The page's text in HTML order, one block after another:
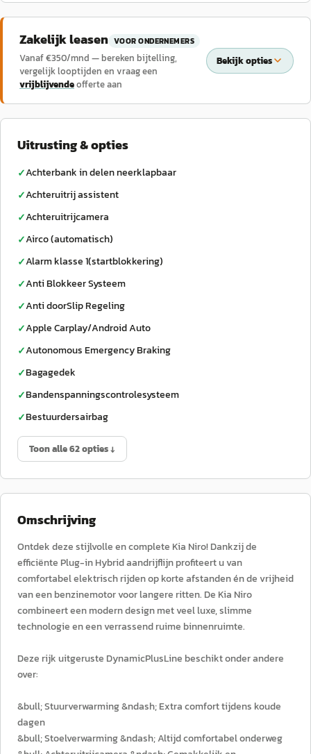
Zakelijk leasen VOOR ONDERNEMERS
Vanaf €350/mnd — bereken bijtelling,
vergelijk looptijden en vraag een
vrijblijvendeofferte aan
Bekijk opties
Uitrusting & opties
✓Achterbank in delen neerklapbaar
✓Achteruitrij assistent
✓Achteruitrijcamera
✓Airco (automatisch)
✓Alarm klasse 1(startblokkering)
✓Anti Blokkeer Systeem
✓Anti doorSlip Regeling
✓Apple Carplay/Android Auto
✓Autonomous Emergency Braking
✓Bagagedek
✓Bandenspanningscontrolesysteem
✓Bestuurdersairbag
Toon alle 62 opties ↓
Omschrijving
Ontdek deze stijlvolle en complete Kia Niro! Dankzij de
efficiënte Plug-in Hybrid aandrijflijn profiteert u van
comfortabel elektrisch rijden op korte afstanden én de vrijheid
van een benzinemotor voor langere ritten. De Kia Niro
combineert een modern design met veel luxe, slimme
technologie en een verrassend ruime binnenruimte.
Deze rijk uitgeruste DynamicPlusLine beschikt onder andere
over:
&bull; Stuurverwarming &ndash; Extra comfort tijdens koude
dagen
&bull; Stoelverwarming &ndash; Altijd comfortabel onderweg